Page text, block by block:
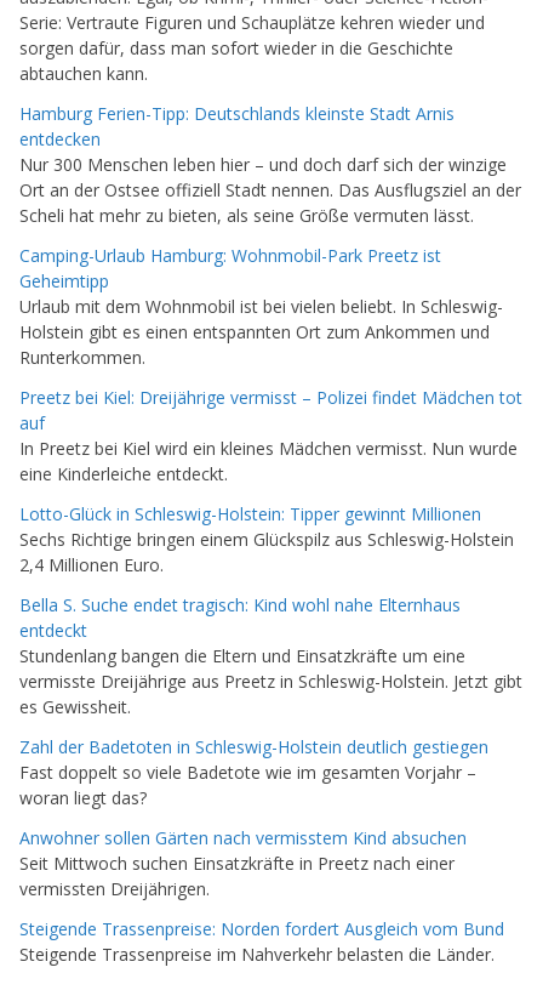
Serie: Vertraute Figuren und Schauplätze kehren wieder und
sorgen dafür, dass man sofort wieder in die Geschichte
abtauchen kann.
Hamburg Ferien-Tipp: Deutschlands kleinste Stadt Arnis
entdecken
Nur 300 Menschen leben hier – und doch darf sich der winzige
Ort an der Ostsee offiziell Stadt nennen. Das Ausflugsziel an der
Scheli hat mehr zu bieten, als seine Größe vermuten lässt.
Camping-Urlaub Hamburg: Wohnmobil-Park Preetz ist
Geheimtipp
Urlaub mit dem Wohnmobil ist bei vielen beliebt. In Schleswig-
Holstein gibt es einen entspannten Ort zum Ankommen und
Runterkommen.
Preetz bei Kiel: Dreijährige vermisst – Polizei findet Mädchen tot
auf
In Preetz bei Kiel wird ein kleines Mädchen vermisst. Nun wurde
eine Kinderleiche entdeckt.
Lotto-Glück in Schleswig-Holstein: Tipper gewinnt Millionen
Sechs Richtige bringen einem Glückspilz aus Schleswig-Holstein
2,4 Millionen Euro.
Bella S. Suche endet tragisch: Kind wohl nahe Elternhaus
entdeckt
Stundenlang bangen die Eltern und Einsatzkräfte um eine
vermisste Dreijährige aus Preetz in Schleswig-Holstein. Jetzt gibt
es Gewissheit.
Zahl der Badetoten in Schleswig-Holstein deutlich gestiegen
Fast doppelt so viele Badetote wie im gesamten Vorjahr –
woran liegt das?
Anwohner sollen Gärten nach vermisstem Kind absuchen
Seit Mittwoch suchen Einsatzkräfte in Preetz nach einer
vermissten Dreijährigen.
Steigende Trassenpreise: Norden fordert Ausgleich vom Bund
Steigende Trassenpreise im Nahverkehr belasten die Länder.